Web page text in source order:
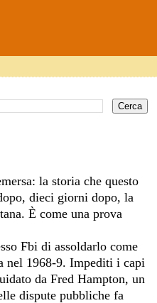
la storia che questo
dieci giorni dopo, la
È come una prova
Fbi di assoldarlo come
nel 1968-9. Impediti i capi
da Fred Hampton, un
dispute pubbliche fa